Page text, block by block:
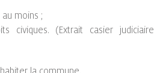
moins ;
civiques. (Extrait casier judiciaire
la commune.